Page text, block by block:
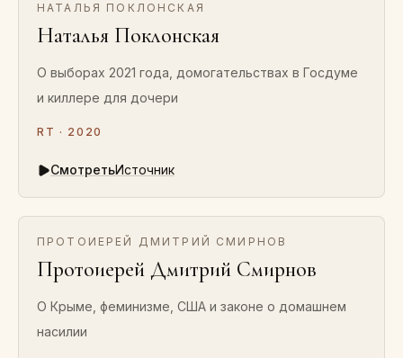
НАТАЛЬЯ ПОКЛОНСКАЯ
Наталья Поклонская
О выборах 2021 года, домогательствах в Госдуме
и киллере для дочери
RT · 2020
СмотретьИсточник
ПРОТОИЕРЕЙ ДМИТРИЙ СМИРНОВ
Протоиерей Дмитрий Смирнов
О Крыме, феминизме, США и законе о домашнем
насилии